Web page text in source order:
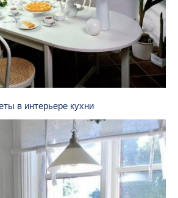
в интерьере кухни